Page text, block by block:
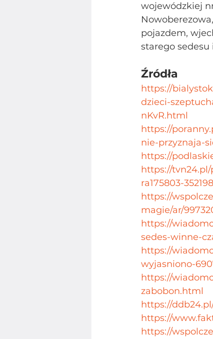
wojewódzkiej
pojazdem,
starego
Źródła
https://
dzieci-
nKvR.html
https://
nie-przyznaja-
https://
https://
ra175803-
https://
magie/ar/
https://
sedes-winne-
https://
wyjasniono-
https://
zabobon.html
https://
https://
https://